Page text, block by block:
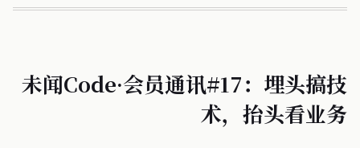
未闻Code·会员通讯#17：埋头搞技
术，抬头看业务